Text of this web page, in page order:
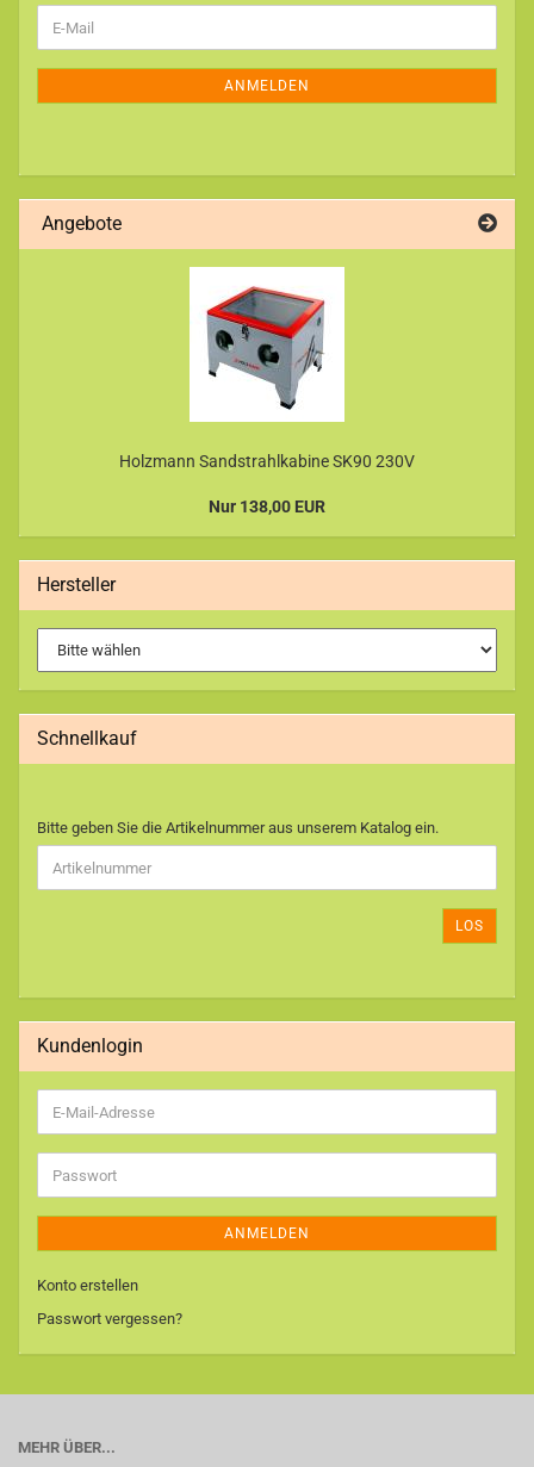
ZUR
E-
Mail
ANMELDEN
Angebote
Holzmann Sandstrahlkabine SK90 230V
Nur 138,00 EUR
Hersteller
Schnellkauf
BITTE
GEBEN
SIE
DIE
EIN.
Bitte geben Sie die Artikelnummer aus unserem Katalog ein.
LOS
Kundenlogin
E-
Mail-
Adresse
Passwort
ANMELDEN
Konto erstellen
Passwort vergessen?
MEHR ÜBER...